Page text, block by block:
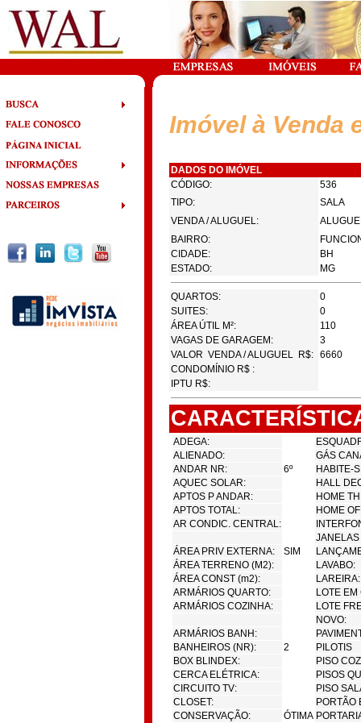
Imóvel à Venda
DADOS DO IMÓVEL
CÓDIGO:
536
TIPO:
SALA
VENDA / ALUGUEL:
BAIRRO:
CIDADE:
BH
ESTADO:
MG
QUARTOS:
0
SUITES:
0
ÁREA ÚTIL M²:
110
VAGAS DE GARAGEM:
3
VALOR VENDA / ALUGUEL R$: 6660
CONDOMÍNIO R$ :
IPTU R$:
ADEGA:
ALIENADO:
GÁS
ANDAR NR:
6º
HABITE-
AQUEC SOLAR:
HALL
APTOS P ANDAR:
HOME
APTOS TOTAL:
HOME
AR CONDIC. CENTRAL:
ÁREA PRIV EXTERNA:
SIM
ÁREA TERRENO (M2):
LAVABO:
ÁREA CONST (m2):
LAREIRA:
ARMÁRIOS QUARTO:
LOTE
ARMÁRIOS COZINHA:
LOTE
NOVO:
ARMÁRIOS BANH:
BANHEIROS (NR):
2
PILOTIS
BOX BLINDEX:
PISO
CERCA ELÉTRICA:
PISOS
CIRCUITO TV:
PISO
CLOSET:
PORTÃO
CONSERVAÇÃO:
ÓTIMA